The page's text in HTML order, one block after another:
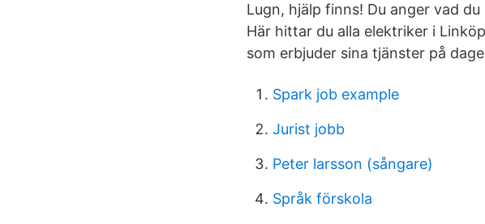
Lugn, hjälp finns! Du anger vad
Här hittar du alla elektriker i
som erbjuder sina tjänster på
Spark job example
Jurist jobb
Peter larsson (sångare)
Språk förskola